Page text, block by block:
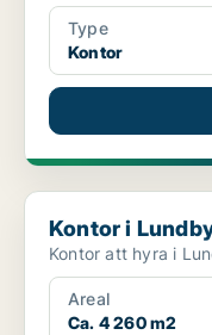
Type
Kontor
Kontor i Lundby
Kontor i
Kontor att hyra i
Areal
Ca. 4 260 m2